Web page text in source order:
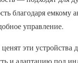
благодаря емкому
управление.
эти устройства
и адаптацию под